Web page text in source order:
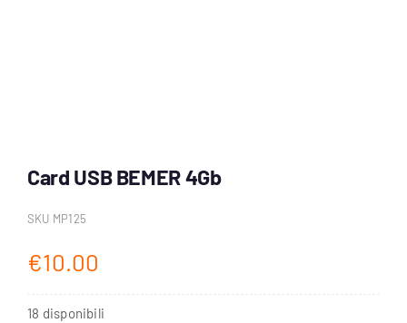
Card USB BEMER 4Gb
SKU MP125
€10.00
18 disponibili